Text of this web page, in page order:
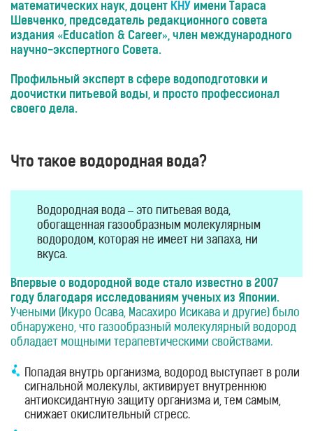
Товары
для
здоровья
Приборы
терапии
Дезинфекторы
БЛОГ
ОТЗЫВЫ
КОНТАКТЫ
математических наук, доцент КНУ имени Тараса
Шевченко, председатель редакционного совета
издания «Education & Career», член международного
научно-экспертного Совета.
Профильный эксперт в сфере водоподготовки и
доочистки питьевой воды, и просто профессионал
своего дела.
Что такое водородная вода?
Водородная вода – это питьевая вода,
обогащенная газообразным молекулярным
водородом, которая не имеет ни запаха, ни
вкуса.
Впервые о водородной воде стало известно в 2007
году благодаря исследованиям ученых из Японии.
Учеными (Икуро Осава, Масахиро Исикава и другие) было
обнаружено, что газообразный молекулярный водород
обладает мощными терапевтическими свойствами.
Попадая внутрь организма, водород выступает в роли
сигнальной молекулы, активирует внутреннюю
антиоксидантную защиту организма и, тем самым,
снижает окислительный стресс.